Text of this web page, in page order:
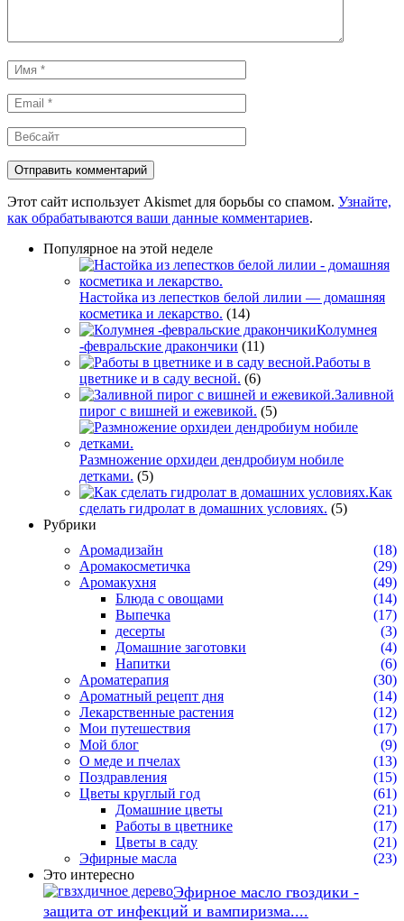
Имя
*
Email
*
Вебсайт
Этот сайт использует Akismet для борьбы со спамом. Узнайте,
как обрабатываются ваши данные комментариев.
Популярное на этой неделе
Настойка из лепестков белой лилии — домашняя
косметика и лекарство. (14)
Колумнея
-февральские дракончики (11)
Работы в
цветнике и в саду весной. (6)
Заливной
пирог с вишней и ежевикой. (5)
Размножение орхидеи дендробиум нобиле
детками. (5)
Как
сделать гидролат в домашних условиях. (5)
Рубрики
Аромадизайн
(18)
Аромакосметичка
(29)
Аромакухня
(49)
Блюда с овощами
(14)
Выпечка
(17)
десерты
(3)
Домашние заготовки
(4)
Напитки
(6)
Ароматерапия
(30)
Ароматный рецепт дня
(14)
Лекарственные растения
(12)
Мои путешествия
(17)
Мой блог
(9)
О меде и пчелах
(13)
Поздравления
(15)
Цветы круглый год
(61)
Домашние цветы
(21)
Работы в цветнике
(17)
Цветы в саду
(21)
Эфирные масла
(23)
Это интересно
Эфирное масло гвоздики -
защита от инфекций и вампиризма....